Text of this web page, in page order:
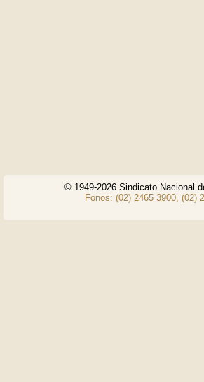
© 1949-2026 Sindicato Nacional
Fonos: (02) 2465 3900, (02)